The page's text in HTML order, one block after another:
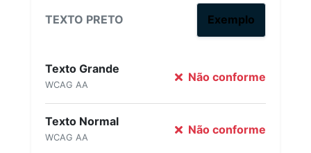
TEXTO PRETO Exemplo
Texto Grande
WCAG AA
Não conforme
Texto Normal
WCAG AA
Não conforme